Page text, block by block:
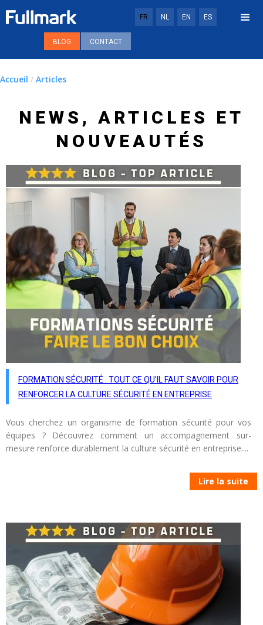
FR NL EN ES
BLOG CONTACT
Accueil / Articles
NEWS, ARTICLES ET
NOUVEAUTÉS
FORMATION SÉCURITÉ : TOUT CE QU'IL FAUT SAVOIR POUR
RENFORCER LA CULTURE SÉCURITÉ EN ENTREPRISE
Vous cherchez un organisme de formation sécurité pour vos
équipes ? Découvrez comment un accompagnement sur-
mesure renforce durablement la culture sécurité en entreprise....
Lire la suite